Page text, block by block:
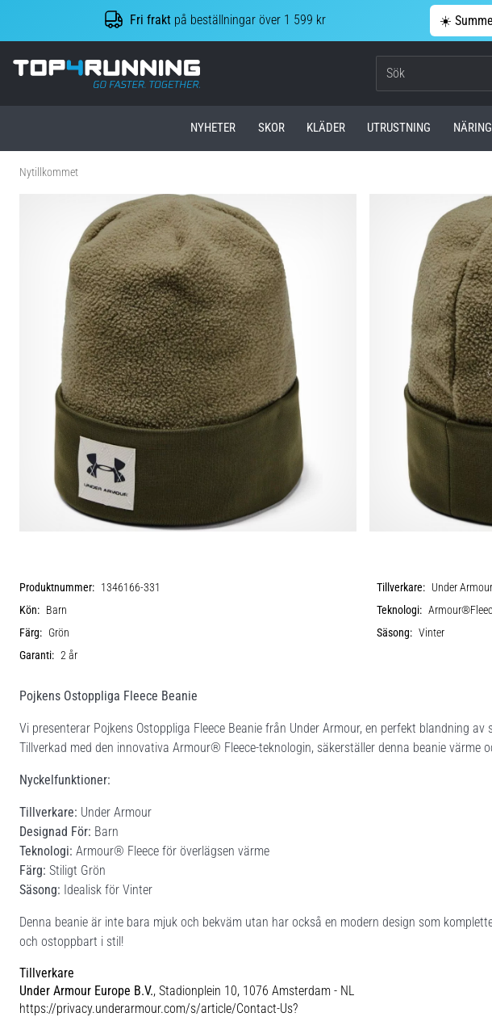
Fri frakt på beställningar över 1 599 kr ☀️
Top4Running.se
NYHETER SKOR KLÄDER UTRUSTNING
Nytillkommet
Produktnummer: 1346166-331 Tillverkare: Under Armour
Kön: Barn Teknologi:
Färg: Grön Säsong: Vinter
Garanti: 2 år
Pojkens Ostoppliga Fleece Beanie
Vi presenterar Pojkens Ostoppliga Fleece Beanie från Under Armour, en perfekt blandning
Tillverkad med den innovativa Armour® Fleece-teknologin, säkerställer denna beanie värme
Nyckelfunktioner:
Tillverkare: Under Armour
Designad För: Barn
Teknologi: Armour® Fleece för överlägsen värme
Färg: Stiligt Grön
Säsong: Idealisk för Vinter
Denna beanie är inte bara mjuk och bekväm utan har också en modern design som
och ostoppbart i stil!
Tillverkare
Under Armour Europe B.V., Stadionplein 10, 1076 Amsterdam - NL
https://privacy.underarmour.com/s/article/Contact-Us?